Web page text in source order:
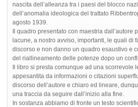
nascita dell’alleanza tra i paesi del blocco
dell’anomalia ideologica del trattato
agosto 1939.
Il quadro presentato con maestria dall’autore
lacune, a nostro avviso, importanti, le quali di
discorso e non danno un quadro esaustivo e
del riallineamento delle potenze dopo un
Il libro si presta comunque ad una scorrevole
appesantita da informazioni o citazioni
discorso dell’autore e chiaro ed lineare,
una traccia da seguire dall’inizio alla fine.
In sostanza abbiamo di fronte un testo